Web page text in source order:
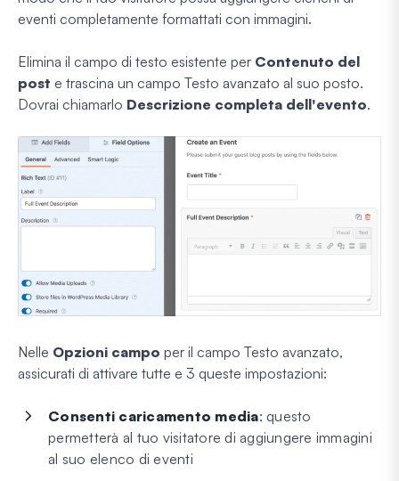
eventi completamente formattati con immagini.
Elimina il campo di testo esistente per Contenuto del
post e trascina un campo Testo avanzato al suo posto.
Dovrai chiamarlo Descrizione completa dell'evento.
Nelle Opzioni campo per il campo Testo avanzato,
assicurati di attivare tutte e 3 queste impostazioni:
Consenti caricamento media: questo
permetterà al tuo visitatore di aggiungere immagini
al suo elenco di eventi